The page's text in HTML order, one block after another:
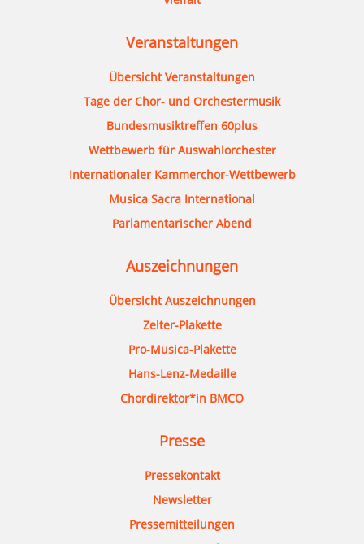
Veranstaltungen
Übersicht Veranstaltungen
Tage der Chor- und Orchestermusik
Bundesmusiktreffen 60plus
Wettbewerb für Auswahlorchester
Internationaler Kammerchor-Wettbewerb
Musica Sacra International
Parlamentarischer Abend
Auszeichnungen
Übersicht Auszeichnungen
Zelter-Plakette
Pro-Musica-Plakette
Hans-Lenz-Medaille
Chordirektor*in BMCO
Presse
Pressekontakt
Newsletter
Pressemitteilungen